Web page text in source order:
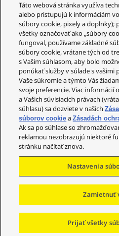
Zákaznícky servis
Váš účet
Právne informácie
Technics
Sociálne siete
Copyright © 2023-2025
Prejsť
Táto webová stránka využíva
alebo pristupujú k informáciám
súbory cookie, pixely a doplnky);
všetky označovať ako „súbory
fungoval, používame základné
súbory cookie, vrátane tých od
s Vašim súhlasom, aby bolo
ponúkať služby v súlade s vašimi
Vaše súkromie a týmto Vás
svoje preferencie. Viac informácií
a Vašich súvisiacich právach
súhlasu) sa dozviete v našich
súborov cookie aZásadách
Ak sa po súhlase so
reklamou nezobrazujú niektoré
stránku načítať znova.
Nastavenia
Zamietnuť
Prijať všetky